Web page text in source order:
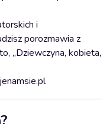
i
porozmawia z
„Dziewczyna, kobieta,